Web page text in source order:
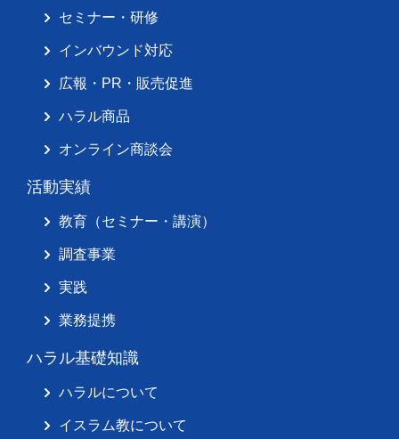
セミナー・研修
インバウンド対応
広報・PR・販売促進
ハラル商品
オンライン商談会
活動実績
教育（セミナー・講演）
調査事業
実践
業務提携
ハラル基礎知識
ハラルについて
イスラム教について